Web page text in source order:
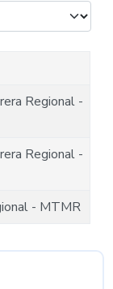
Regional -
Regional -
- MTMR